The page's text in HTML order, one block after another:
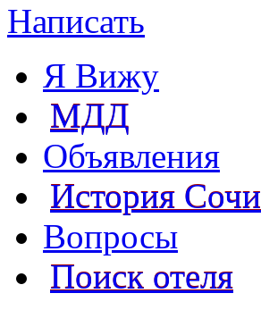
Написать
Я Вижу
МДД
Объявления
История Сочи
Вопросы
Поиск отеля